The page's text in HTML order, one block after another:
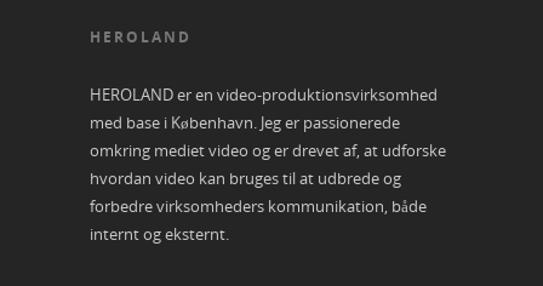
HEROLAND
HEROLAND er en video-produktionsvirksomhed
med base i København. Jeg er passionerede
omkring mediet video og er drevet af, at udforske
hvordan video kan bruges til at udbrede og
forbedre virksomheders kommunikation, både
internt og eksternt.